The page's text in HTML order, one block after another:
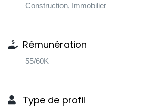
Construction, Immobilier
Rémunération
55/60K
Type de profil